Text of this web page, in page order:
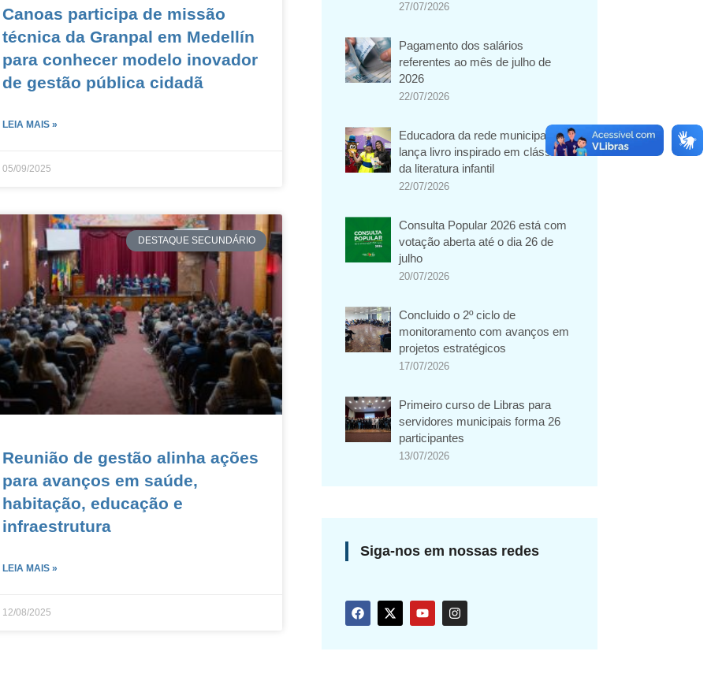
Canoas participa de missão
técnica da Granpal em Medellín
para conhecer modelo inovador
de gestão pública cidadã
LEIA MAIS »
05/09/2025
DESTAQUE SECUNDÁRIO
Reunião de gestão alinha ações
para avanços em saúde,
habitação, educação e
infraestrutura
LEIA MAIS »
12/08/2025
27/07/2026
Pagamento dos salários
referentes ao mês de julho de
2026
22/07/2026
Educadora da rede municipal
lança livro inspirado em clássico
da literatura infantil
22/07/2026
Consulta Popular 2026 está com
votação aberta até o dia 26 de
julho
20/07/2026
Concluido o 2º ciclo de
monitoramento com avanços em
projetos estratégicos
17/07/2026
Primeiro curso de Libras para
servidores municipais forma 26
participantes
13/07/2026
Siga-nos em nossas redes